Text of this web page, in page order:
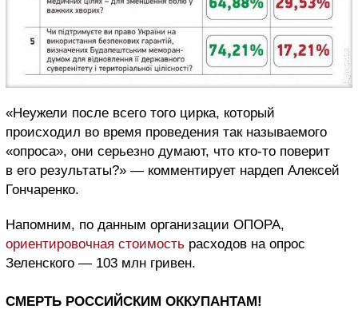
«Неужели после всего того цирка, который
происходил во время проведения так называемого
«опроса», они серьезно думают, что кто-то поверит
в его результаты?» — комментирует нардеп Алексей
Гончаренко.
Напомним, по данным организации ОПОРА,
ориентировочная стоимость расходов на опрос
Зеленского — 103 млн гривен.
СМЕРТЬ РОССИЙСКИМ ОККУПАНТАМ!